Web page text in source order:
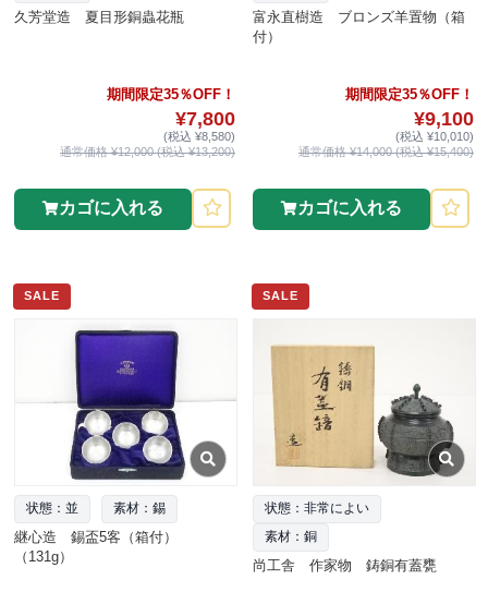
久芳堂造 夏目形銅蟲花瓶
期間限定35％OFF！
¥7,800
(税込 ¥8,580)
通常価格 ¥12,000 (税込 ¥13,200)
カゴに入れる
富永直樹造 ブロンズ羊置物（箱
付）
期間限定35％OFF！
¥9,100
(税込 ¥10,010)
通常価格 ¥14,000 (税込 ¥15,400)
カゴに入れる
SALE
状態：並 素材：錫
継心造 錫盃5客（箱付）
（131g）
SALE
状態：非常によい
素材：銅
尚工舎 作家物 鋳銅有蓋甕